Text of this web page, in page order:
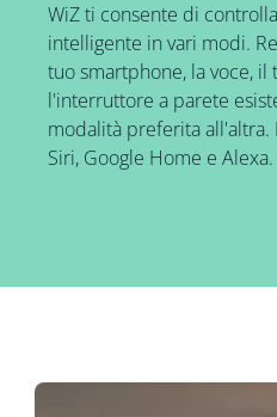
WiZ ti consente di
intelligente in vari modi.
tuo smartphone, la voce,
l'interruttore a parete
modalità preferita all'altra.
Siri, Google Home e Alexa.